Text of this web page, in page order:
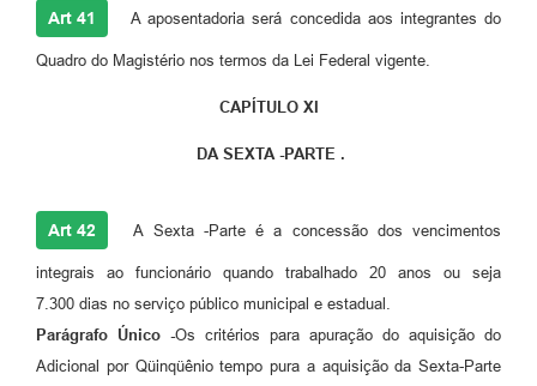
Art 41 A aposentadoria será concedida aos integrantes do
Quadro do Magistério nos termos da Lei Federal vigente.
CAPÍTULO XI
DA SEXTA -PARTE .
Art 42 A Sexta -Parte é a concessão dos vencimentos
integrais ao funcionário quando trabalhado 20 anos ou seja
7.300 dias no serviço público municipal e estadual.
Parágrafo Único -Os critérios para apuração do aquisição do
Adicional por Qüinqüênio tempo pura a aquisição da Sexta-Parte